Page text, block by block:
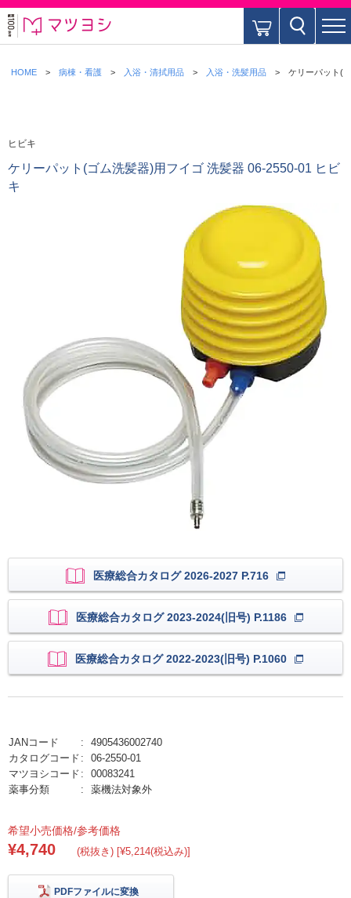
HOME 病棟・看護 入浴・清拭用品 入浴・洗髪用品 ケリーパット(
ヒビキ
ケリーパット(ゴム洗髪器)用フイゴ 洗髪器 06-2550-01 ヒビ
キ
医療総合カタログ 2026-2027 P.716
医療総合カタログ 2023-2024(旧号) P.1186
医療総合カタログ 2022-2023(旧号) P.1060
JANコード
4905436002740
カタログコード
06-2550-01
マツヨシコード
00083241
薬事分類
薬機法対象外
希望小売価格/参考価格
¥4,740 (税抜き) [¥5,214(税込み)]
PDFファイルに変換